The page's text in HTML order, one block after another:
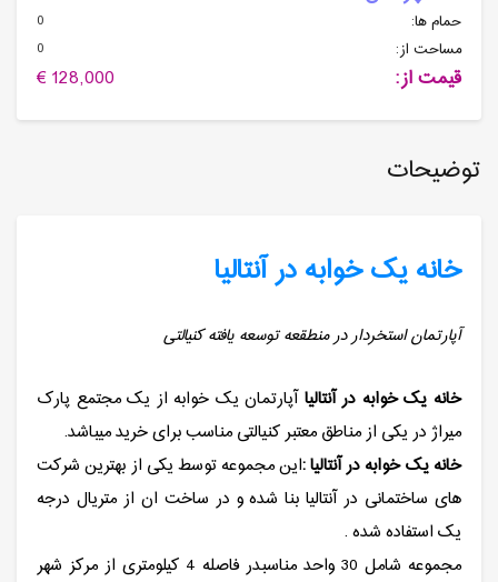
حمام ها:
0
مساحت از:
0
قیمت از: 128,000 €
توضیحات
خانه یک خوابه در آنتالیا
آپارتمان استخردار در منطقعه توسعه یافته کنیالتی
خانه یک خوابه در آنتالیاآپارتمان یک خوابه از یک مجتمع پارک
میراژ در یکی از مناطق معتبر کنیالتی مناسب برای خرید میباشد.
خانه یک خوابه در آنتالیا :این مجموعه توسط یکی از بهترین شرکت
های ساختمانی در آنتالیا بنا شده و در ساخت ان از متریال درجه
یک استفاده شده .
مجموعه شامل 30 واحد مناسبدر فاصله 4 کیلومتری از مرکز شهر